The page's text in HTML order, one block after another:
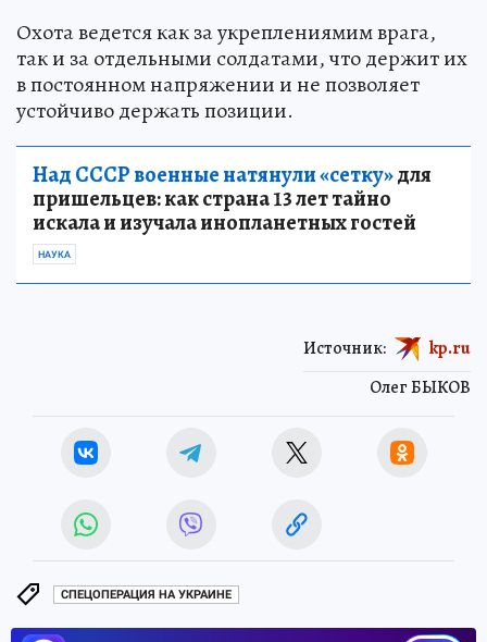
Охота ведется как за укреплениямим врага,
так и за отдельными солдатами, что держит их
в постоянном напряжении и не позволяет
устойчиво держать позиции.
Над СССР военные натянули «сетку»для
пришельцев: как страна 13 лет тайно
искала и изучала инопланетных гостей
НАУКА
Олег БЫКОВ
Источник: kp.ru
СПЕЦОПЕРАЦИЯ НА УКРАИНЕ